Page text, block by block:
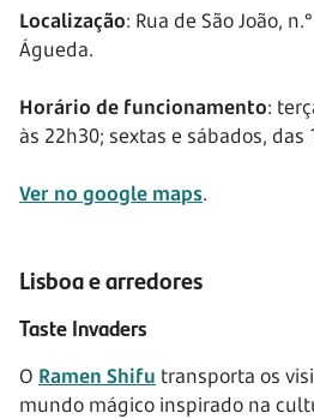
Localização: Rua de São João,
Águeda.
Horário de funcionamento:
às 22h30; sextas e sábados, das
Ver no google maps.
Lisboa e arredores
Taste Invaders
O Ramen Shifu transporta os
mundo mágico inspirado na